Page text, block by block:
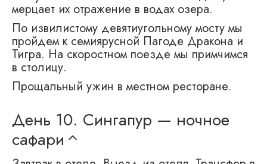
мерцает их отражение в водах озера.
По извилистому девятиугольному мосту мы
пройдем к семиярусной Пагоде Дракона и
Тигра. На скоростном поезде мы примчимся
в столицу.
Прощальный ужин в местном ресторане.
День 10. Сингапур — ночное
сафари